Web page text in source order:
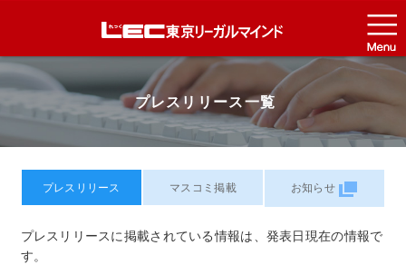
プレスリリース一覧
プレスリリース マスコミ掲載 お知らせ
プレスリリースに掲載されている情報は、発表日現在の情報で
す。